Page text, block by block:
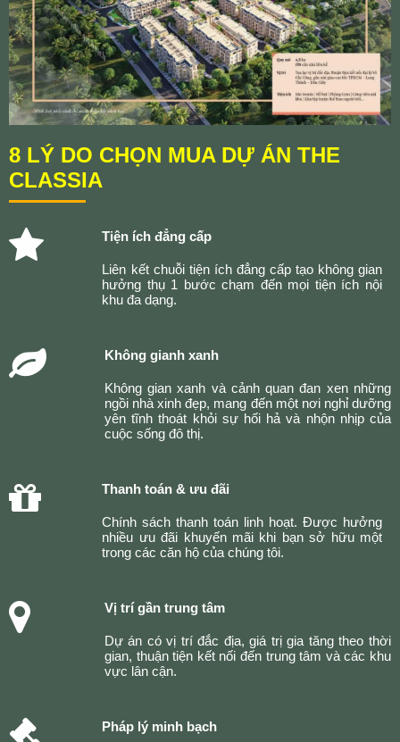
8 LÝ DO CHỌN MUA DỰ ÁN THE
CLASSIA
Tiện ích đẳng cấp
Liên kết chuỗi tiện ích đẳng cấp tạo không gian
hưởng thụ 1 bước chạm đến mọi tiện ích nội
khu đa dạng.
Không gianh xanh
Không gian xanh và cảnh quan đan xen những
ngồi nhà xinh đẹp, mang đến một nơi nghỉ dưỡng
yên tĩnh thoát khỏi sự hối hả và nhộn nhịp của
cuộc sống đô thị.
Thanh toán & ưu đãi
Chính sách thanh toán linh hoạt. Được hưởng
nhiều ưu đãi khuyến mãi khi bạn sở hữu một
trong các căn hộ của chúng tôi.
Vị trí gần trung tâm
Dự án có vị trí đắc địa, giá trị gia tăng theo thời
gian, thuận tiện kết nối đến trung tâm và các khu
vực lân cận.
Pháp lý minh bạch